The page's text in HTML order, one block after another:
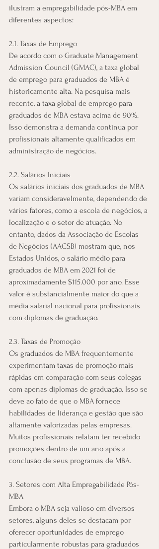
ilustram a empregabilidade pós-MBA em
diferentes aspectos:
2.1. Taxas de Emprego
De acordo com o Graduate Management
Admission Council (GMAC), a taxa global
de emprego para graduados de MBA é
historicamente alta. Na pesquisa mais
recente, a taxa global de emprego para
graduados de MBA estava acima de 90%.
Isso demonstra a demanda contínua por
profissionais altamente qualificados em
administração de negócios.
2.2. Salários Iniciais
Os salários iniciais dos graduados de MBA
variam consideravelmente, dependendo de
vários fatores, como a escola de negócios, a
localização e o setor de atuação. No
entanto, dados da Associação de Escolas
de Negócios (AACSB) mostram que, nos
Estados Unidos, o salário médio para
graduados de MBA em 2021 foi de
aproximadamente $115.000 por ano. Esse
valor é substancialmente maior do que a
média salarial nacional para profissionais
com diplomas de graduação.
2.3. Taxas de Promoção
Os graduados de MBA frequentemente
experimentam taxas de promoção mais
rápidas em comparação com seus colegas
com apenas diplomas de graduação. Isso se
deve ao fato de que o MBA fornece
habilidades de liderança e gestão que são
altamente valorizadas pelas empresas.
Muitos profissionais relatam ter recebido
promoções dentro de um ano após a
conclusão de seus programas de MBA.
3. Setores com Alta Empregabilidade Pós-
MBA
Embora o MBA seja valioso em diversos
setores, alguns deles se destacam por
oferecer oportunidades de emprego
particularmente robustas para graduados